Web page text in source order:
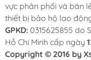
vực phân phối và bán
thiết bị bảo hộ lao
GPKD: 0315625855 do
Hồ Chí Minh cấp ngày
Copyright © 2016 by